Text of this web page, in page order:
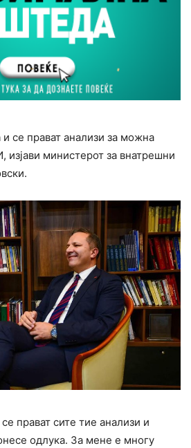
се прават анализи за можна
министерот за внатрешни
прават сите тие анализи и
одлука. За мене е многу